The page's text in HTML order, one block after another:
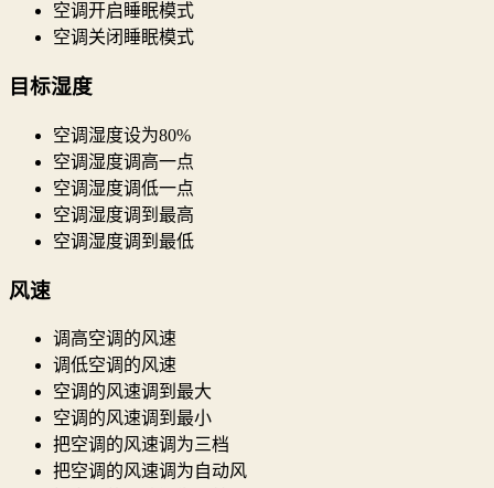
空调开启睡眠模式
空调关闭睡眠模式
目标湿度
空调湿度设为80%
空调湿度调高一点
空调湿度调低一点
空调湿度调到最高
空调湿度调到最低
风速
调高空调的风速
调低空调的风速
空调的风速调到最大
空调的风速调到最小
把空调的风速调为三档
把空调的风速调为自动风